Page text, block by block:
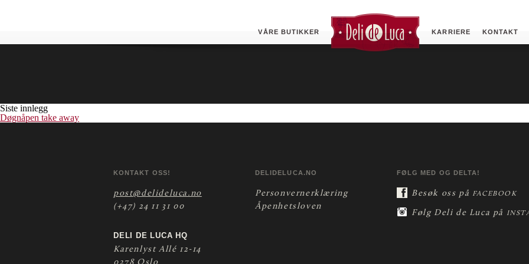
VÅRE BUTIKKER KARRIERE KONTAKT
Siste innlegg
Døgnåpen take away
KONTAKT OSS!
post@delideluca.no
(+47) 24 11 31 00
DELI DE LUCA HQ
Karenlyst Allé 12-14
DELIDELUCA.NO
Personvernerklæring
Åpenhetsloven
FØLG MED OG DELTA!
Besøk oss på FACEBOOK
Følg Deli de Luca på